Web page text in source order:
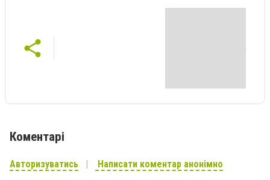
Коментарі
Авторизуватись Написати коментар анонімно